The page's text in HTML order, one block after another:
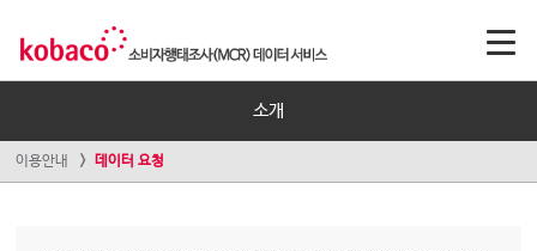
소개
이용안내 데이터 요청